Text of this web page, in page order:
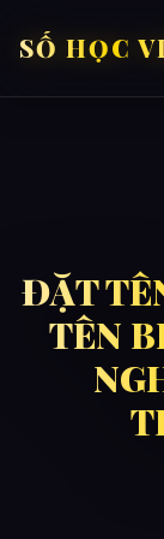
SỐ HỌC
ĐẶT
TÊN